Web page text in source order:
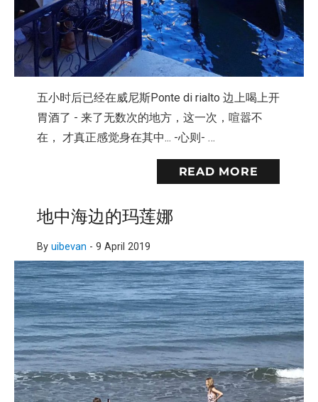
五小时后已经在威尼斯Ponte di rialto 边上喝上开
胃酒了 - 来了无数次的地方，这一次，喧嚣不
在， 才真正感觉身在其中... -心则- …
READ MORE
地中海边的玛莲娜
By uibevan - 9 April 2019